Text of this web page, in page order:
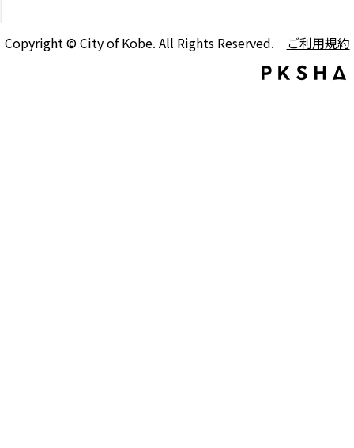
Copyright © City of Kobe. All Rights Reserved. ご利用規約